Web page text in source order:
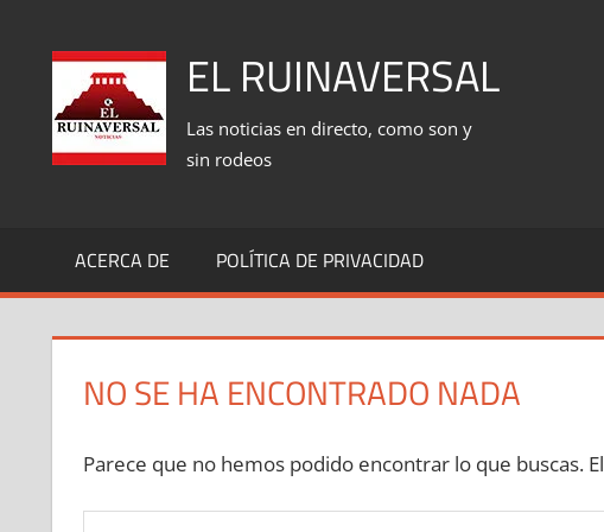
contenido
EL RUINAVERSAL
Las noticias en directo, como son y
sin rodeos
ACERCA DE POLÍTICA DE PRIVACIDAD
NO SE HA ENCONTRADO NADA
Parece que no hemos podido encontrar lo que buscas.